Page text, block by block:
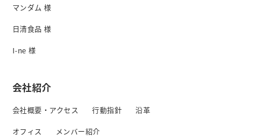
マンダム 様
日清食品 様
I-ne 様
会社紹介
会社概要・アクセス 行動指針 沿革
オフィス メンバー紹介